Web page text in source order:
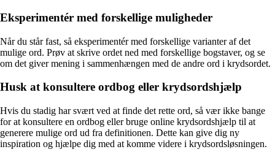
Eksperimentér med forskellige muligheder
Når du står fast, så eksperimentér med forskellige varianter af det
mulige ord. Prøv at skrive ordet ned med forskellige bogstaver, og se
om det giver mening i sammenhængen med de andre ord i krydsordet.
Husk at konsultere ordbog eller krydsordshjælp
Hvis du stadig har svært ved at finde det rette ord, så vær ikke bange
for at konsultere en ordbog eller bruge online krydsordshjælp til at
generere mulige ord ud fra definitionen. Dette kan give dig ny
inspiration og hjælpe dig med at komme videre i krydsordsløsningen.